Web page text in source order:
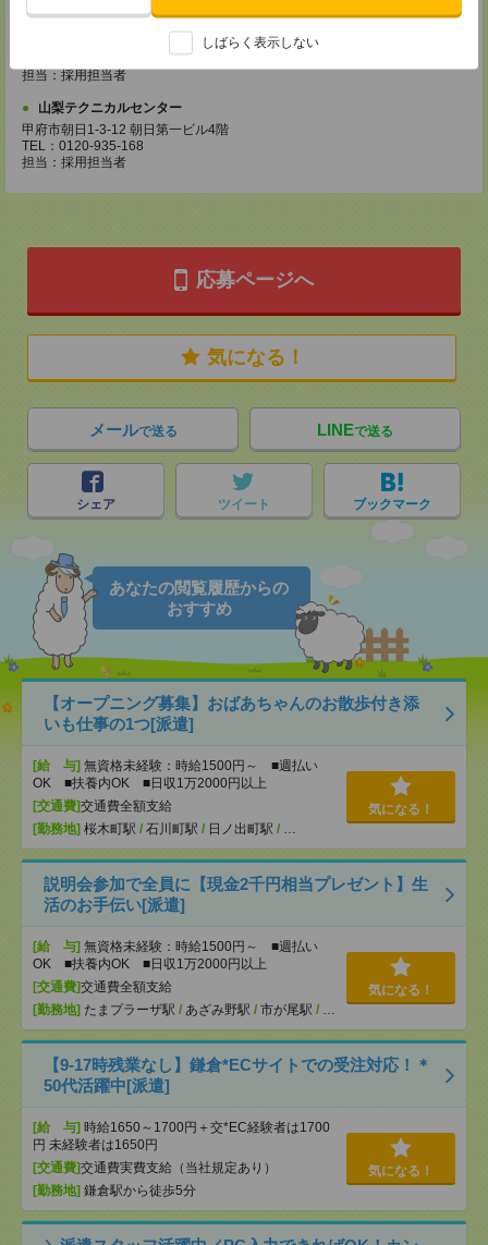
しばらく表示しない
西東京テクニカルセンター
立川市曙町2-37-7 コアシティ立川3階
担当：採用担当者
山梨テクニカルセンター
甲府市朝日1-3-12 朝日第一ビル4階
TEL：0120-935-168
担当：採用担当者
応募ページへ
気になる！
メールで送る LINEで送る
シェア ツイート ブックマーク
あなたの閲覧履歴からの
おすすめ
【オープニング募集】おばあちゃんのお散歩付き添
いも仕事の1つ[派遣]
[給 与] 無資格未経験：時給1500円～ ■週払い
OK ■扶養内OK ■日収1万2000円以上
[交通費]交通費全額支給
[勤務地] 桜木町駅 / 石川町駅 / 日ノ出町駅 / …
気になる！
説明会参加で全員に【現金2千円相当プレゼント】生
活のお手伝い[派遣]
[給 与] 無資格未経験：時給1500円～ ■週払い
OK ■扶養内OK ■日収1万2000円以上
[交通費]交通費全額支給
[勤務地] たまプラーザ駅 / あざみ野駅 / 市が尾駅 / …
気になる！
【9-17時残業なし】鎌倉*ECサイトでの受注対応！＊
50代活躍中[派遣]
[給 与] 時給1650～1700円＋交*EC経験者は1700
円 未経験者は1650円
[交通費]交通費実費支給（当社規定あり）
[勤務地] 鎌倉駅から徒歩5分
気になる！